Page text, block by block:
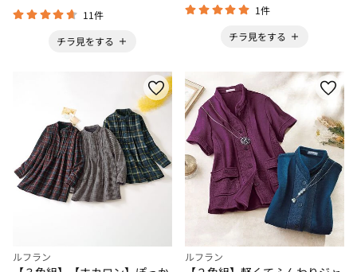
11件
チラ見をする
1件
チラ見をする
ルフラン ルフラン